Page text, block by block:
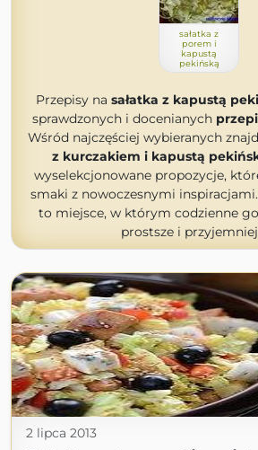
sałatka z
porem i
kapustą
pekińską
Przepisy na sałatka z kapustą
sprawdzonych i docenianych
Wśród najczęściej wybieranych
z kurczakiem i kapustą
wyselekcjonowane propozycje,
smaki z nowoczesnymi inspiracjami.
to miejsce, w którym codzienne
prostsze i
2 lipca 2013